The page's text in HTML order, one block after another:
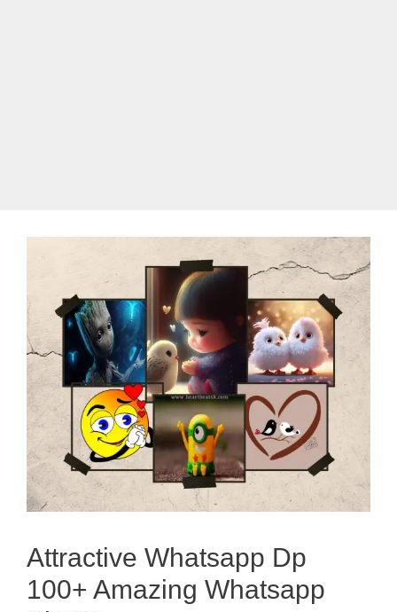
Attractive Whatsapp Dp
100+ Amazing Whatsapp